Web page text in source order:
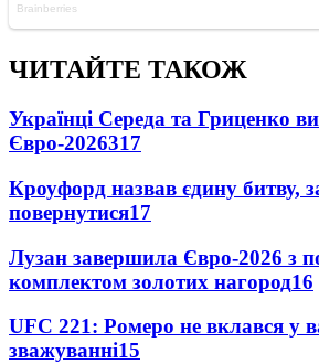
ЧИТАЙТЕ ТАКОЖ
Українці Середа та Гриценко
Євро-2026317
Кроуфорд назвав єдину битву,
повернутися17
Лузан завершила Євро-2026 з
комплектом золотих нагород16
UFC 221: Ромеро не вклався у
зважуванні15